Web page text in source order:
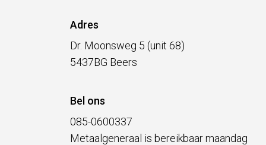
Adres
Dr. Moonsweg 5 (unit 68)
5437BG Beers
Bel ons
085-0600337
Metaalgeneraal is bereikbaar maandag